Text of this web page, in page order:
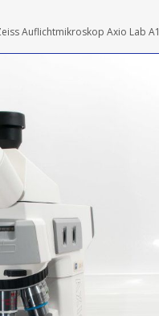
Auflichtmikroskop Axio Lab